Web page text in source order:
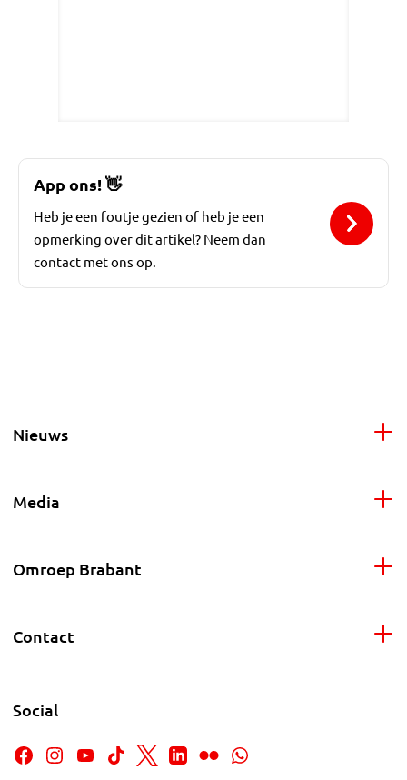
App ons!👋
Heb je een foutje gezien of heb je een
opmerking over dit artikel? Neem dan
contact met ons op.
Nieuws
Media
Omroep Brabant
Contact
Social